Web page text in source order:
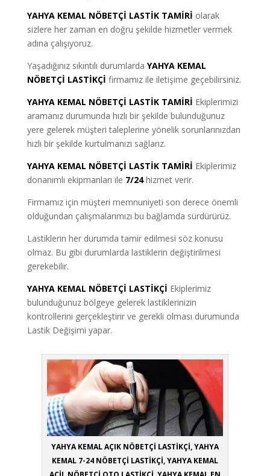
YAHYA KEMAL NÖBETÇİ LASTİK TAMİRİ olarak
sizlere her zaman en doğru şekilde hizmetler vermek
adına çalışıyoruz.
Yaşadığınız sıkıntılı durumlarda YAHYA KEMAL
NÖBETÇİ LASTİKÇİ firmamız ile iletişime geçebilirsiniz.
YAHYA KEMAL NÖBETÇİ LASTİK TAMİRİ Ekiplerimizi
aramanız durumunda hızlı bir şekilde bulunduğunuz
yere gelerek müşteri taleplerine yönelik sorunlarınızdan
hızlı bir şekilde kurtulmanızı sağlarız.
YAHYA KEMAL NÖBETÇİ LASTİK TAMİRİ Ekiplerimiz
donanımlı ekipmanları ile 7/24hizmet verir.
Firmamız için müşteri memnuniyeti son derece önemli
olduğundan çalışmalarımızı bu bağlamda sürdürürüz.
Lastiklerin her durumda tamir edilmesi söz konusu
olmaz. Bu gibi durumlarda lastiklerin değiştirilmesi
gerekebilir.
YAHYA KEMAL NÖBETÇİ LASTİKÇİ Ekiplerimiz
bulunduğunuz bölgeye gelerek lastiklerinizin
kontrollerini gerçekleştirir ve gerekli olması durumunda
Lastik Değişimi yapar.
YAHYA KEMAL AÇIK NÖBETÇİ LASTİKÇİ, YAHYA
KEMAL 7-24 NÖBETÇİ LASTİKÇİ, YAHYA KEMAL